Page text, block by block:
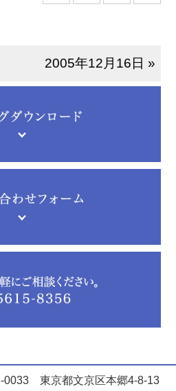
2005年12月16日 »
0033 東京都文京区本郷4-8-13